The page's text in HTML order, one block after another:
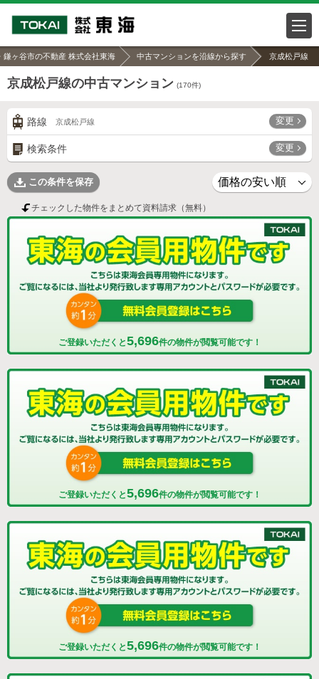
鎌ヶ谷市の不動産 株式会社東海 中古マンションを沿線から探す 京成松戸線
京成松戸線の中古マンション (170件)
路線 京成松戸線 変更
検索条件 変更
この条件を保存
チェックした物件をまとめて資料請求（無料）
ご登録いただくと5,696件の物件が閲覧可能です！
ご登録いただくと5,696件の物件が閲覧可能です！
ご登録いただくと5,696件の物件が閲覧可能です！